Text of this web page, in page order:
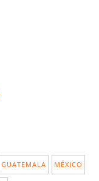
GUATEMALA MÉXICO